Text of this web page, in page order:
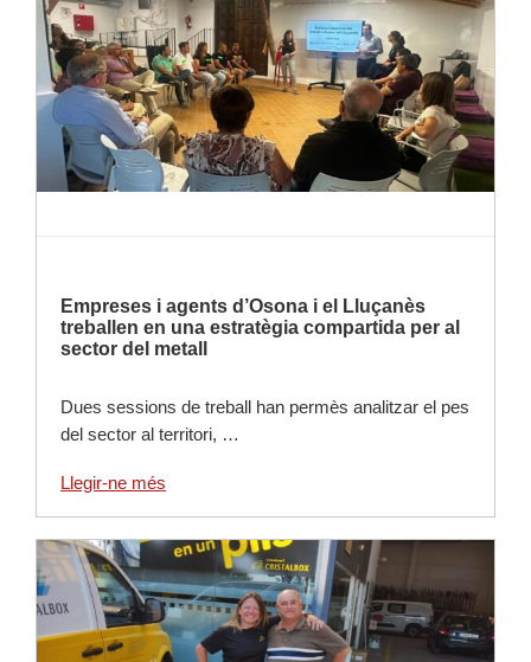
Empreses i agents d’Osona i el Lluçanès
treballen en una estratègia compartida per al
sector del metall
Dues sessions de treball han permès analitzar el pes
del sector al territori, …
Llegir-ne més
Llegir-ne més